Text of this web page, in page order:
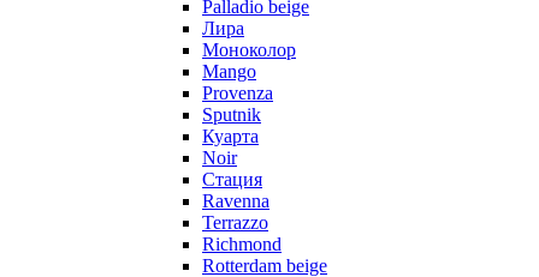
Palladio beige
Лира
Моноколор
Mango
Provenza
Sputnik
Куарта
Noir
Стация
Ravenna
Terrazzo
Richmond
Rotterdam beige